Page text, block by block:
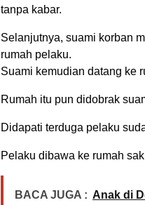
tanpa kabar.
Selanjutnya, suami korban
rumah pelaku.
Suami kemudian datang ke
Rumah itu pun didobrak
Didapati terduga pelaku
Pelaku dibawa ke rumah
BACA JUGA : Anak di